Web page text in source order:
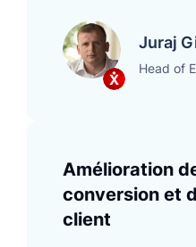
Juraj
Head of
Amélioration
conversion et
client